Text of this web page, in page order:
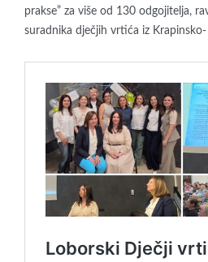
prakse” za više od 130 odgojitelja,
suradnika dječjih vrtića iz Krapinsko-